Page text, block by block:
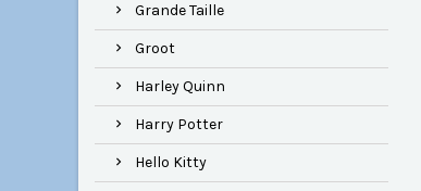
Grande Taille
Groot
Harley Quinn
Harry Potter
Hello Kitty